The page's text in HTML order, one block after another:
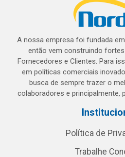
A nossa empresa foi fundada
então vem construindo
Fornecedores e Clientes. Para
em políticas comerciais
busca de sempre trazer o
colaboradores e principalmente,
Política de
Trabalhe